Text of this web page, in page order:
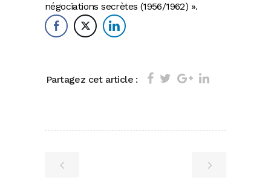
négociations secrètes (1956/1962) ».
Partagez cet article :